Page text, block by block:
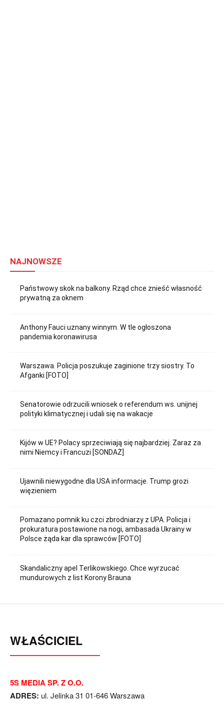
NAJNOWSZE
Państwowy skok na balkony. Rząd chce znieść własność
prywatną za oknem
Anthony Fauci uznany winnym. W tle ogłoszona
pandemia koronawirusa
Warszawa. Policja poszukuje zaginione trzy siostry. To
Afganki [FOTO]
Senatorowie odrzucili wniosek o referendum ws. unijnej
polityki klimatycznej i udali się na wakacje
Kijów w UE? Polacy sprzeciwiają się najbardziej. Zaraz za
nimi Niemcy i Francuzi [SONDAŻ]
Ujawnili niewygodne dla USA informacje. Trump grozi
więzieniem
Pomazano pomnik ku czci zbrodniarzy z UPA. Policja i
prokuratura postawione na nogi, ambasada Ukrainy w
Polsce żąda kar dla sprawców [FOTO]
Skandaliczny apel Terlikowskiego. Chce wyrzucać
mundurowych z list Korony Brauna
WŁAŚCICIEL
5S MEDIA SP. Z O.O.
ADRES: ul. Jelinka 31 01-646 Warszawa